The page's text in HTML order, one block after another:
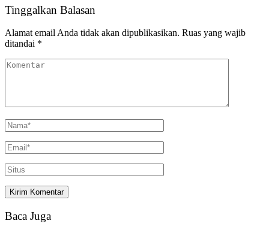
Tinggalkan Balasan
Alamat email Anda tidak akan dipublikasikan. Ruas yang wajib
ditandai *
Baca Juga